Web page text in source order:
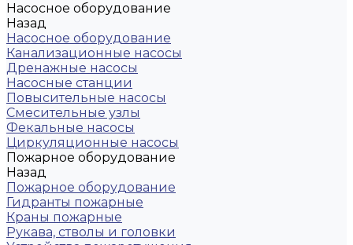
Насосное оборудование
Назад
Насосное оборудование
Канализационные насосы
Дренажные насосы
Насосные станции
Повысительные насосы
Смесительные узлы
Фекальные насосы
Циркуляционные насосы
Пожарное оборудование
Назад
Пожарное оборудование
Гидранты пожарные
Краны пожарные
Рукава, стволы и головки